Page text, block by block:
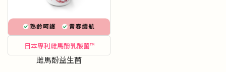
日本專利雌馬酚乳酸菌™
雌馬酚益生菌